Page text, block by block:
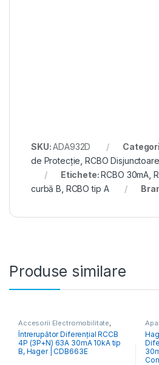
SKU:ADA932D
de Protecție ,RCBO
Etichete:RCBO 30mA
curbă B RCBO tip A
Produse similare
Accesorii Electromobilitate,
Aparataj Modular de Protecție,
Monitorizare & Control PV,
RCCB Întrerupătoare Diferențiale
Întrerupător Diferențial RCCB
4P (3P+N) 63A 30mA 10kA tip
B, Hager | CDB663E